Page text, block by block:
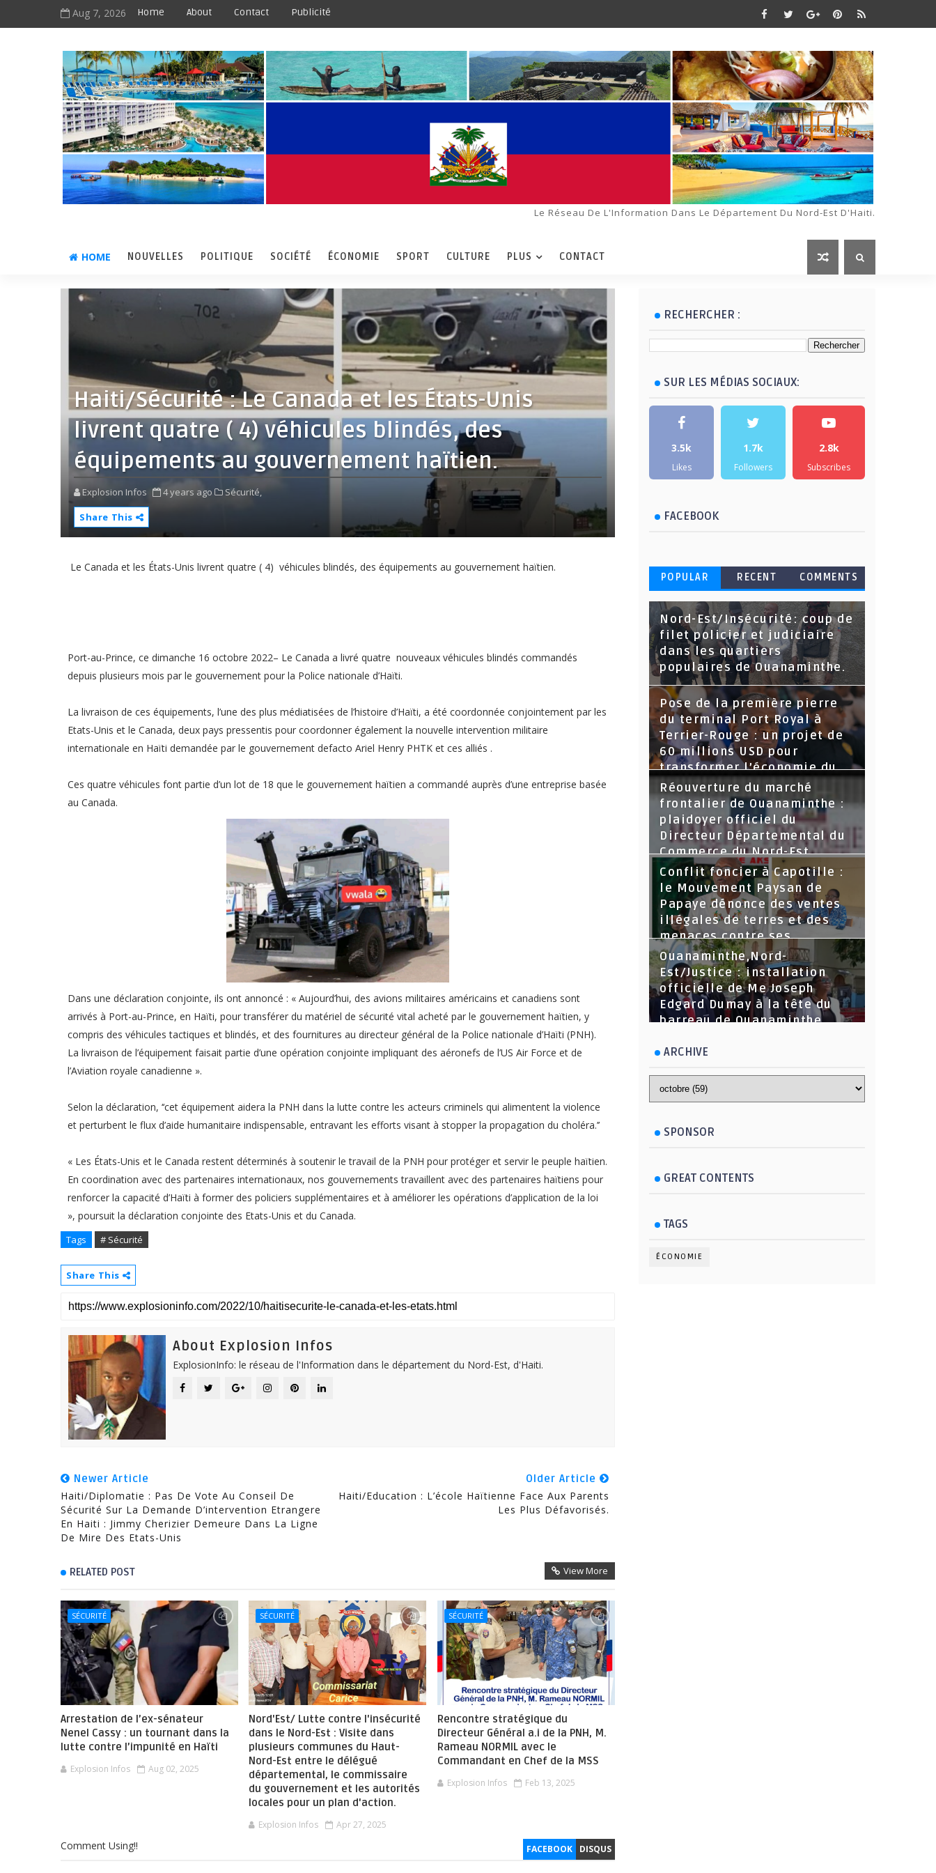
Aug 7, 2026 Home About Contact Publicité
Le Réseau De L'Information Dans Le Département Du Nord-Est D'Haiti.
HOME NOUVELLES POLITIQUE SOCIÉTÉ ÉCONOMIE SPORT CULTURE PLUS CONTACT
Haiti/Sécurité : Le Canada et les États-Unis
livrent quatre ( 4) véhicules blindés, des
équipements au gouvernement haïtien.
Explosion Infos 4 years ago
Sécurité,
Share This
Le Canada et les États-Unis livrent quatre ( 4) véhicules blindés, des équipements au gouvernement haïtien.
Port-au-Prince, ce dimanche 16 octobre 2022– Le Canada a livré quatre nouveaux véhicules blindés commandés
depuis plusieurs mois par le gouvernement pour la Police nationale d’Haïti.
La livraison de ces équipements, l’une des plus médiatisées de l’histoire d’Haïti, a été coordonnée conjointement par les
Etats-Unis et le Canada, deux pays pressentis pour coordonner également la nouvelle intervention militaire
internationale en Haïti demandée par le gouvernement defacto Ariel Henry PHTK et ces alliés .
Ces quatre véhicules font partie d’un lot de 18 que le gouvernement haïtien a commandé auprès d’une entreprise basée
au Canada.
Dans une déclaration conjointe, ils ont annoncé : « Aujourd’hui, des avions militaires américains et canadiens sont
arrivés à Port-au-Prince, en Haïti, pour transférer du matériel de sécurité vital acheté par le gouvernement haïtien, y
compris des véhicules tactiques et blindés, et des fournitures au directeur général de la Police nationale d’Haïti (PNH).
La livraison de l’équipement faisait partie d’une opération conjointe impliquant des aéronefs de l’US Air Force et de
l’Aviation royale canadienne ».
Selon la déclaration, ‘‘cet équipement aidera la PNH dans la lutte contre les acteurs criminels qui alimentent la violence
et perturbent le flux d’aide humanitaire indispensable, entravant les efforts visant à stopper la propagation du choléra.’’
« Les États-Unis et le Canada restent déterminés à soutenir le travail de la PNH pour protéger et servir le peuple haïtien.
En coordination avec des partenaires internationaux, nos gouvernements travaillent avec des partenaires haïtiens pour
renforcer la capacité d’Haïti à former des policiers supplémentaires et à améliorer les opérations d’application de la loi
», poursuit la déclaration conjointe des Etats-Unis et du Canada.
Tags # Sécurité
Share This
About Explosion Infos
ExplosionInfo: le réseau de l'Information dans le département du Nord-Est, d'Haiti.
Newer Article
Haiti/Diplomatie : Pas De Vote Au Conseil De
Sécurité Sur La Demande D’intervention Etrangere
En Haiti : Jimmy Cherizier Demeure Dans La Ligne
De Mire Des Etats-Unis
Older Article
Haiti/Education : L’école Haïtienne Face Aux Parents
Les Plus Défavorisés.
RELATED POST View More
SÉCURITÉ
Arrestation de l’ex-sénateur
Nenel Cassy : un tournant dans la
lutte contre l’impunité en Haïti
Explosion Infos Aug 02, 2025
SÉCURITÉ
Nord'Est/ Lutte contre l'insécurité
dans le Nord-Est : Visite dans
plusieurs communes du Haut-
Nord-Est entre le délégué
départemental, le commissaire
du gouvernement et les autorités
locales pour un plan d'action.
Explosion Infos Apr 27, 2025
SÉCURITÉ
Rencontre stratégique du
Directeur Général a.i de la PNH, M.
Rameau NORMIL avec le
Commandant en Chef de la MSS
Explosion Infos Feb 13, 2025
FACEBOOK DISQUS
Comment Using!!
RECHERCHER :
SUR LES MÉDIAS SOCIAUX:
3.5k
Likes
1.7k
Followers
2.8k
Subscribes
FACEBOOK
POPULAR RECENT COMMENTS
Nord-Est/Insécurité: coup de
filet policier et judiciaire
dans les quartiers
populaires de Ouanaminthe.
Pose de la première pierre
du terminal Port Royal à
Terrier-Rouge : un projet de
60 millions USD pour
transformer l’économie du
Nord-Est
Réouverture du marché
frontalier de Ouanaminthe :
plaidoyer officiel du
Directeur Départemental du
Commerce du Nord-Est.
Conflit foncier à Capotille :
le Mouvement Paysan de
Papaye dénonce des ventes
illégales de terres et des
menaces contre ses
dirigeants
Ouanaminthe,Nord-
Est/Justice : installation
officielle de Me Joseph
Edgard Dumay à la tête du
barreau de Ouanaminthe.
ARCHIVE
SPONSOR
GREAT CONTENTS
TAGS
ÉCONOMIE